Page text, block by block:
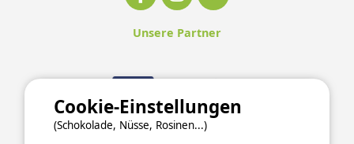
Unsere Partner
Cookie-Einstellungen
(Schokolade, Nüsse, Rosinen...)